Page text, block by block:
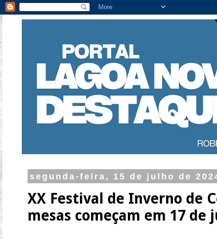
segunda-feira, 15 de julho de
XX Festival de Inverno de
mesas começam em 17 de